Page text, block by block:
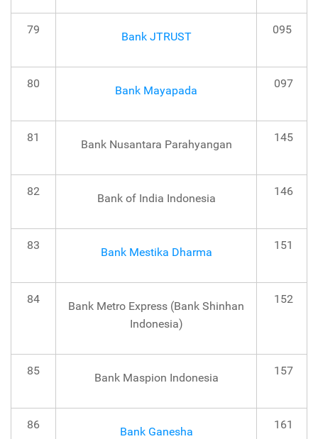
79
Bank JTRUST
095
80
Bank Mayapada
097
81
Bank Nusantara Parahyangan
145
82
Bank of India Indonesia
146
83
Bank Mestika Dharma
151
84
Bank Metro Express (Bank Shinhan
Indonesia)
152
85
Bank Maspion Indonesia
157
86
Bank Ganesha
161